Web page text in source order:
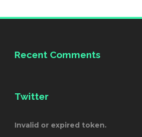
Recent Comments
Twitter
Invalid or expired token.